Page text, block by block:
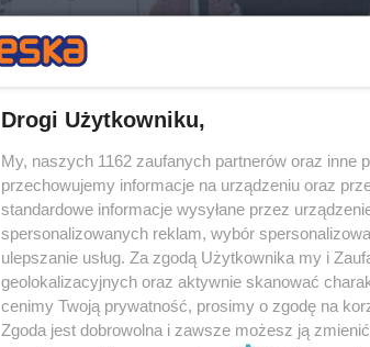
Drogi Użytkowniku,
My, naszych 1162 zaufanych partnerów oraz
przechowujemy informacje na urządzeniu oraz
standardowe informacje wysyłane przez
spersonalizowanych reklam, wybór
ulepszanie usług. Za zgodą Użytkownika my i
geolokalizacyjnych oraz aktywnie skanować
cenimy Twoją prywatność, prosimy o zgodę na
Zgoda jest dobrowolna i zawsze możesz ją